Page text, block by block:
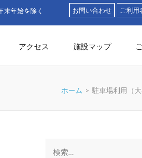
アクセス 施設マップ
お問い合わせ ご利用
ホーム > 駐車場利用（大
検